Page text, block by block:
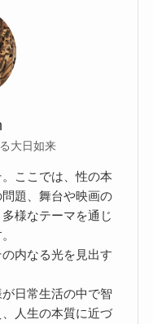
大日如来
ここでは、性の本
題、舞台や映画の
様なテーマを通じ
内なる光を見出す
日常生活の中で智
人生の本質に近づ